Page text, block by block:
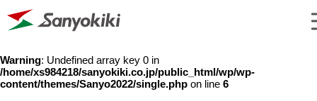
Warning: Undefined array key 0 in
/home/xs984218/sanyokiki.co.jp/public_html/wp/wp-
content/themes/Sanyo2022/single.php on line 6